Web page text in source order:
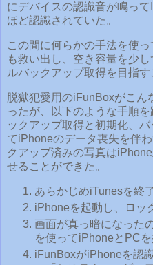
にデバイスの認識音が鳴っ
ほど認識されていた。
この間に何らかの手法を使
も救い出し、空き容量を少
ルバックアップ取得を目指す
脱獄犯愛用のiFunBoxがこん
ったが、以下のような手順
ックアップ取得と初期化、
てiPhoneのデータ喪失を伴
クアップ済みの写真は
せることができた。
あらかじめiTunesを終
iPhoneを起動し、ロッ
画面が真っ暗になった
を使ってiPhoneとPC
iFunBoxがiPhoneを認